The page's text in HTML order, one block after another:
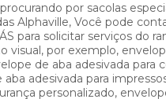
por sacolas
Alphaville, Você pode
para solicitar serviços do
visual, por exemplo,
de aba adesivada para
adesivada para
personalizado,